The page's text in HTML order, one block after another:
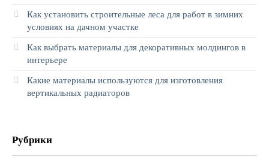
Как установить строительные леса для работ в зимних
условиях на дачном участке
Как выбрать материалы для декоративных молдингов в
интерьере
Какие материалы используются для изготовления
вертикальных радиаторов
Рубрики